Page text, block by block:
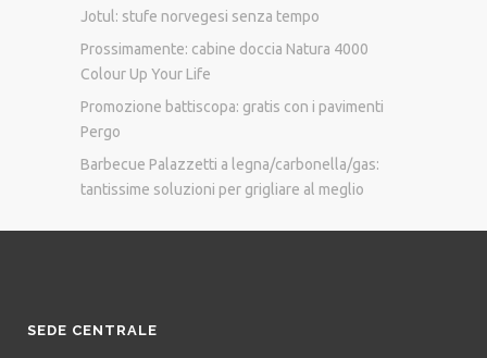
Jotul: stufe norvegesi senza tempo
Prossimamente: cabine doccia Natura 4000
Colour Up Your Life
Promozione battiscopa: gratis con i pavimenti
Pergo
Barbecue Palazzetti a legna/carbonella/gas:
tantissime soluzioni per grigliare al meglio
SEDE CENTRALE